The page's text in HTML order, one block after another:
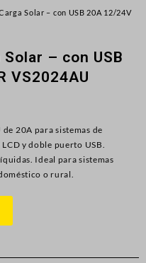
Solar – con USB 20A 12/24V
– con USB
VS2024AU
20A para sistemas de
y doble puerto USB.
Ideal para sistemas
o rural.